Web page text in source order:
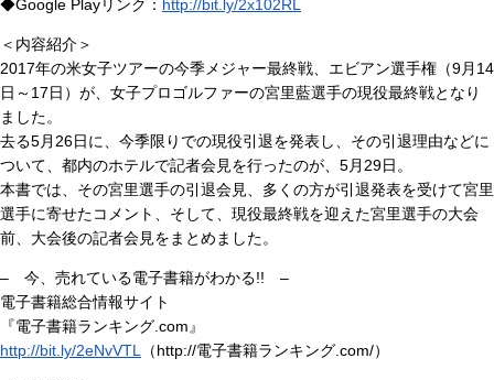
◆Google Playリンク： http://bit.ly/2x102RL
＜内容紹介＞
2017年の米女子ツアーの今季メジャー最終戦、エビアン選手権（9月14
日～17日）が、女子プロゴルファーの宮里藍選手の現役最終戦となり
ました。
去る5月26日に、今季限りでの現役引退を発表し、その引退理由などに
ついて、都内のホテルで記者会見を行ったのが、5月29日。
本書では、その宮里選手の引退会見、多くの方が引退発表を受けて宮里
選手に寄せたコメント、そして、現役最終戦を迎えた宮里選手の大会
前、大会後の記者会見をまとめました。
– 今、売れている電子書籍がわかる!! –
電子書籍総合情報サイト
『電子書籍ランキング.com』
http://bit.ly/2eNvVTL
（http://電子書籍ランキング.com/）